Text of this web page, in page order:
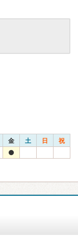
金 土 日 祝